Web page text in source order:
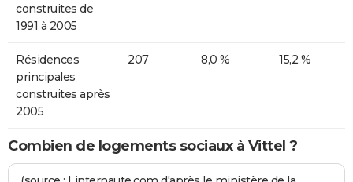
construites de
1991 à 2005
Résidences
principales
construites après
2005
207 8,0 % 15,2 %
Combien de logements sociaux à Vittel ?